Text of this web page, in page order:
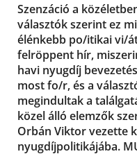
Szenzáció a
választók szerint ez
élénkebb po/itikai vi/
felröppent hír,
havi nyugdíj
most fo/r, és a
megindultak a
közel álló elemzők
Orbán Viktor vezette
nyugdíjpolitikájába.